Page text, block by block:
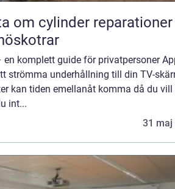
om cylinder
en komplett guide för privatpersoner
strömma underhållning till din TV-
kan tiden emellanåt komma då du vill
int...
31 maj